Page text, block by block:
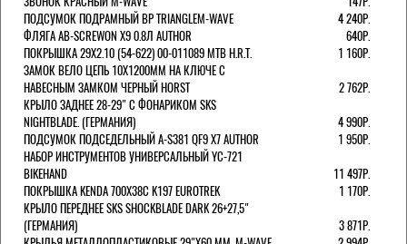
ПОДСУМОК ПОДРАМНЫЙ BP TRIANGLEM-WAVE
4 240Р.
ФЛЯГА AB-SCREWON X9 0.8Л AUTHOR
640Р.
ПОКРЫШКА 29X2.10 (54-622) 00-011089 MTB H.R.T.
1 160Р.
ЗАМОК ВЕЛО ЦЕПЬ 10Х1200ММ НА КЛЮЧЕ С
НАВЕСНЫМ ЗАМКОМ ЧЕРНЫЙ HORST
2 762Р.
КРЫЛО ЗАДНЕЕ 28-29" С ФОНАРИКОМ SKS
NIGHTBLADE. (ГЕРМАНИЯ)
4 990Р.
ПОДСУМОК ПОДСЕДЕЛЬНЫЙ A-S381 QF9 X7 AUTHOR
1 950Р.
НАБОР ИНСТРУМЕНТОВ УНИВЕРСАЛЬНЫЙ YC-721
BIKEHAND
11 497Р.
ПОКРЫШКА KENDA 700Х38С K197 EUROTREK
1 170Р.
КРЫЛО ПЕРЕДНЕЕ SKS SHOCKBLADE DARK 26+27,5"
(ГЕРМАНИЯ)
3 871Р.